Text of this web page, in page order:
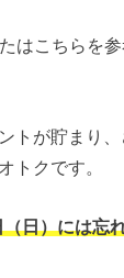
はこちらを
トが貯まり
トクです。
日）には忘